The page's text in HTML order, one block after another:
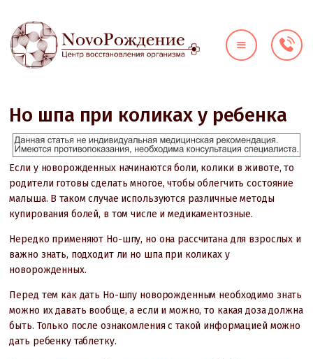
НАПРАВЛЕНИЯ
ЦЕНЫ
ВРАЧИ
АКЦИИ
КОНТАКТЫ
Но шпа при коликах у ребенка
Если у новорожденных начинаются боли, колики в животе, то
родители готовы сделать многое, чтобы облегчить состояние
малыша. В таком случае используются различные методы
купирования болей, в том числе и медикаментозные.
Нередко применяют Но-шпу, но она рассчитана для взрослых и
важно знать, подходит ли но шпа при коликах у
новорожденных.
Перед тем как дать Но-шпу новорожденным необходимо знать
можно их давать вообще, а если и можно, то какая доза должна
быть. Только после ознакомления с такой информацией можно
дать ребенку таблетку.